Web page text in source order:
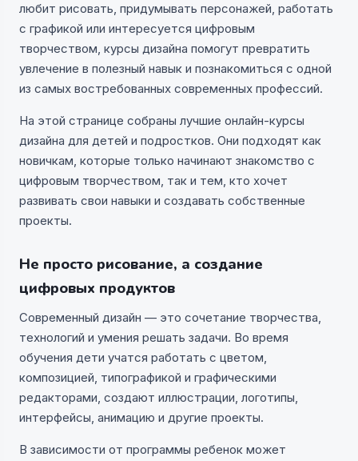
любит рисовать, придумывать персонажей, работать
с графикой или интересуется цифровым
творчеством, курсы дизайна помогут превратить
увлечение в полезный навык и познакомиться с одной
из самых востребованных современных профессий.
На этой странице собраны лучшие онлайн-курсы
дизайна для детей и подростков. Они подходят как
новичкам, которые только начинают знакомство с
цифровым творчеством, так и тем, кто хочет
развивать свои навыки и создавать собственные
проекты.
Не просто рисование, а создание
цифровых продуктов
Современный дизайн — это сочетание творчества,
технологий и умения решать задачи. Во время
обучения дети учатся работать с цветом,
композицией, типографикой и графическими
редакторами, создают иллюстрации, логотипы,
интерфейсы, анимацию и другие проекты.
В зависимости от программы ребенок может